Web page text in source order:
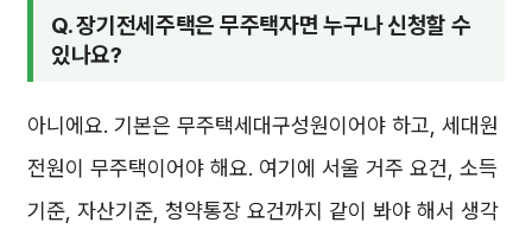
Q. 장기전세주택은 무주택자면 누구나 신청할 수
있나요?
아니에요. 기본은 무주택세대구성원이어야 하고, 세대원
전원이 무주택이어야 해요. 여기에 서울 거주 요건, 소득
기준, 자산기준, 청약통장 요건까지 같이 봐야 해서 생각